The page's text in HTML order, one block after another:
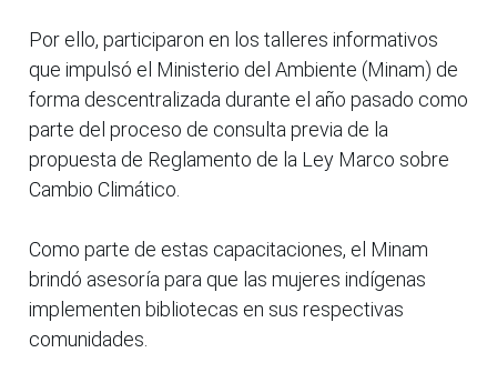
Por ello, participaron en los talleres informativos
que impulsó el Ministerio del Ambiente (Minam) de
forma descentralizada durante el año pasado como
parte del proceso de consulta previa de la
propuesta de Reglamento de la Ley Marco sobre
Cambio Climático.
Como parte de estas capacitaciones, el Minam
brindó asesoría para que las mujeres indígenas
implementen bibliotecas en sus respectivas
comunidades.